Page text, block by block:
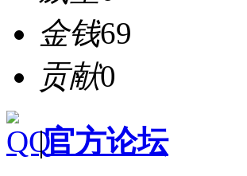
金钱69
贡献0
|官方论坛